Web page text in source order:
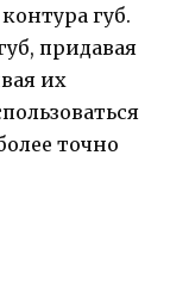
губ.
придавая
их
точно